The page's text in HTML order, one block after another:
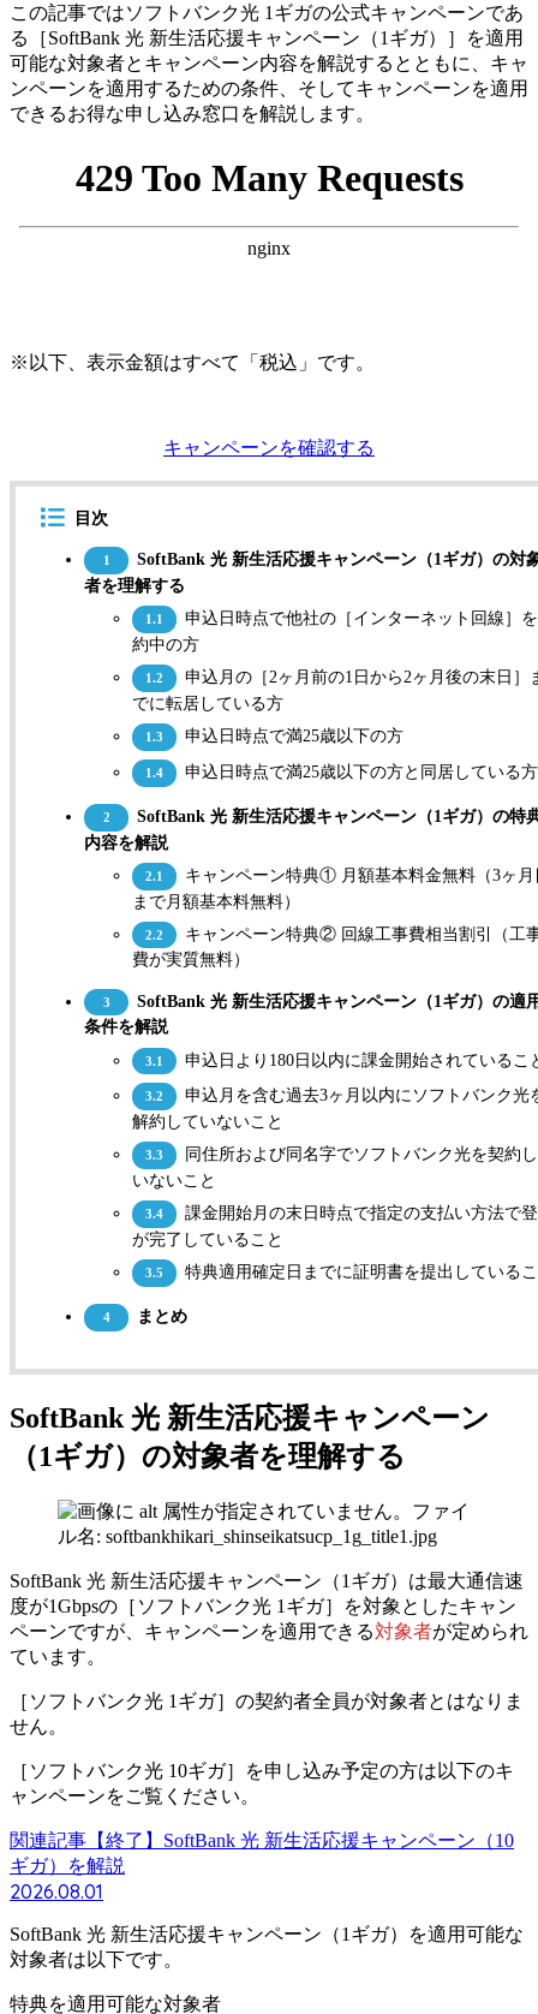
この記事ではソフトバンク光 1ギガの公式キャンペーンであ
る［SoftBank 光 新生活応援キャンペーン（1ギガ）］を適用
可能な対象者とキャンペーン内容を解説するとともに、キャ
ンペーンを適用するための条件、そしてキャンペーンを適用
できるお得な申し込み窓口を解説します。
※以下、表示金額はすべて「税込」です。
キャンペーンを確認する
目次
1
SoftBank 光 新生活応援キャンペーン（1ギガ）の対
者を理解する
1.1
申込日時点で他社の［インターネット回線］
約中の方
1.2
申込月の［2ヶ月前の1日から2ヶ月後の末日］
でに転居している方
1.3 申込日時点で満25歳以下の方
1.4 申込日時点で満25歳以下の方と同居している方
2
SoftBank 光 新生活応援キャンペーン（1ギガ）の特
内容を解説
2.1
キャンペーン特典① 月額基本料金無料（3ヶ月
まで月額基本料無料）
2.2
キャンペーン特典② 回線工事費相当割引（工
費が実質無料）
3
SoftBank 光 新生活応援キャンペーン（1ギガ）の適
条件を解説
3.1 申込日より180日以内に課金開始されているこ
3.2
申込月を含む過去3ヶ月以内にソフトバンク光
解約していないこと
3.3
同住所および同名字でソフトバンク光を契約
いないこと
3.4
課金開始月の末日時点で指定の支払い方法で
が完了していること
3.5 特典適用確定日までに証明書を提出している
4 まとめ
SoftBank 光 新生活応援キャンペーン
（1ギガ）の対象者を理解する
SoftBank 光 新生活応援キャンペーン（1ギガ）は最大通信速
度が1Gbpsの［ソフトバンク光 1ギガ］を対象としたキャン
ペーンですが、 キャンペーンを適用できる対象者が定められ
ています。
［ソフトバンク光 1ギガ］の契約者全員が対象者とはなりま
せん。
［ソフトバンク光 10ギガ］を申し込み予定の方は以下のキ
ャンペーンをご覧ください。
関連記事 【終了】SoftBank 光 新生活応援キャンペーン（10
ギガ）を解説
2026.08.01
SoftBank 光 新生活応援キャンペーン（1ギガ）を適用可能な
対象者は以下です。
特典を適用可能な対象者